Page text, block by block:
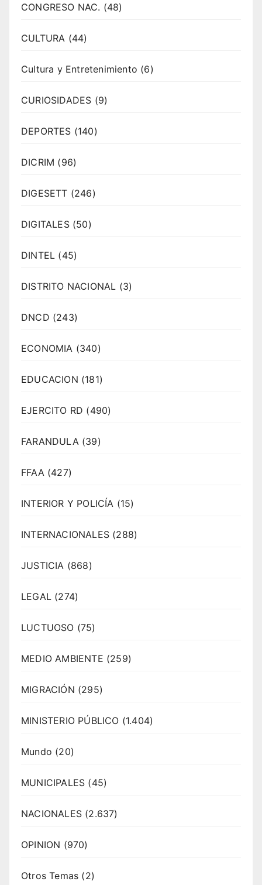
CONGRESO NAC. (48)
CULTURA (44)
Cultura y Entretenimiento (6)
CURIOSIDADES (9)
DEPORTES (140)
DICRIM (96)
DIGESETT (246)
DIGITALES(50)
DINTEL (45)
DISTRITO NACIONAL (3)
DNCD (243)
ECONOMIA (340)
EDUCACION (181)
EJERCITO RD (490)
FARANDULA (39)
FFAA (427)
INTERIOR Y POLICÍA (15)
INTERNACIONALES (288)
JUSTICIA (868)
LEGAL (274)
LUCTUOSO (75)
MEDIO AMBIENTE (259)
MIGRACIÓN (295)
MINISTERIO PÚBLICO (1.404)
Mundo (20)
MUNICIPALES (45)
NACIONALES (2.637)
OPINION (970)
Otros Temas (2)